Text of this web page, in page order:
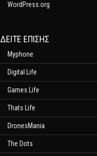
WordPress.org
ΔΕΊΤΕ ΕΠΊΣΗΣ
Myphone
Digital Life
Games Life
Thats Life
DronesMania
The Dots